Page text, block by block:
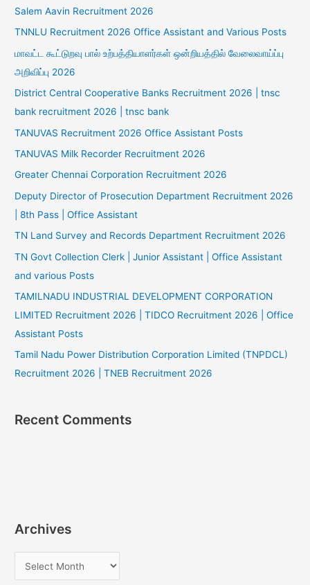
Salem Aavin Recruitment 2026
TNNLU Recruitment 2026 Office Assistant and Various Posts
மாவட்ட கூட்டுறவு பால் உற்பத்தியாளர்கள் ஒன்றியத்தில் வேலைவாய்ப்பு
அறிவிப்பு 2026
District Central Cooperative Banks Recruitment 2026 | tnsc
bank recruitment 2026 | tnsc bank
TANUVAS Recruitment 2026 Office Assistant Posts
TANUVAS Milk Recorder Recruitment 2026
Greater Chennai Corporation Recruitment 2026
Deputy Director of Prosecution Department Recruitment 2026
| 8th Pass | Office Assistant
TN Land Survey and Records Department Recruitment 2026
TN Govt Collection Clerk | Junior Assistant | Office Assistant
and various Posts
TAMILNADU INDUSTRIAL DEVELOPMENT CORPORATION
LIMITED Recruitment 2026 | TIDCO Recruitment 2026 | Office
Assistant Posts
Tamil Nadu Power Distribution Corporation Limited (TNPDCL)
Recruitment 2026 | TNEB Recruitment 2026
Recent Comments
Archives
r